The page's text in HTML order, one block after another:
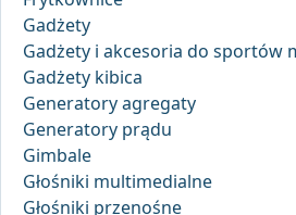
Gadżety
Gadżety i akcesoria do sportów
Gadżety kibica
Generatory agregaty
Generatory prądu
Gimbale
Głośniki multimedialne
Głośniki przenośne